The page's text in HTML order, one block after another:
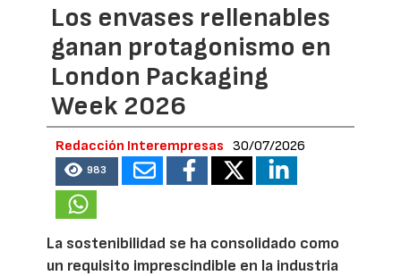
Los envases rellenables
ganan protagonismo en
London Packaging
Week 2026
Redacción Interempresas 30/07/2026
983
La sostenibilidad se ha consolidado como
un requisito imprescindible en la industria